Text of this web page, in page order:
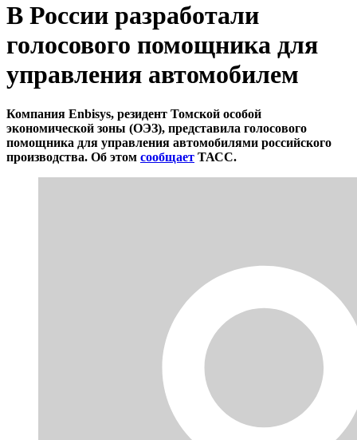
В России разработали
голосового помощника для
управления автомобилем
Компания Enbisys, резидент Томской особой
экономической зоны (ОЭЗ), представила голосового
помощника для управления автомобилями российского
производства. Об этом сообщает ТАСС.